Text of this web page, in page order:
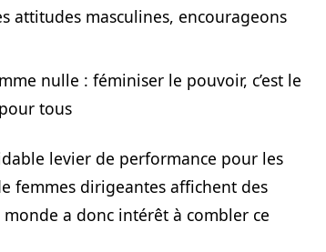
attitudes masculines, encourageons
nulle : féminiser le pouvoir, c’est le
tous
levier de performance pour les
femmes dirigeantes affichent des
a donc intérêt à combler ce